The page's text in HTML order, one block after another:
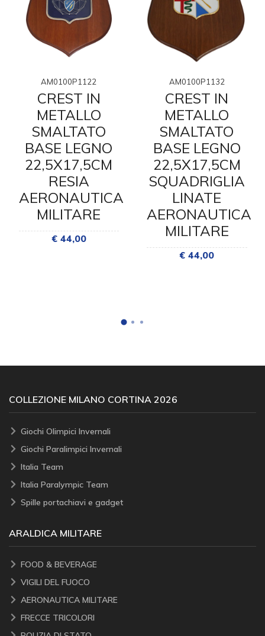
AM0100P1122
CREST IN
METALLO
SMALTATO
BASE LEGNO
22,5X17,5CM
RESIA
AERONAUTICA
MILITARE
€ 44,00
AM0100P1132
CREST IN
METALLO
SMALTATO
BASE LEGNO
22,5X17,5CM
SQUADRIGLIA
LINATE
AERONAUTICA
MILITARE
€ 44,00
COLLEZIONE MILANO CORTINA 2026
Giochi Olimpici Invernali
Giochi Paralimpici Invernali
Italia Team
Italia Paralympic Team
Spille portachiavi e gadget
ARALDICA MILITARE
FOOD & BEVERAGE
VIGILI DEL FUOCO
AERONAUTICA MILITARE
FRECCE TRICOLORI